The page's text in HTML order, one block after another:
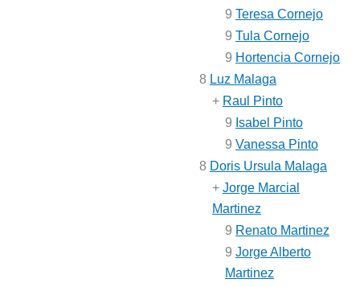
9 Teresa Cornejo
9 Tula Cornejo
9 Hortencia Cornejo
8 Luz Malaga
+ Raul Pinto
9 Isabel Pinto
9 Vanessa Pinto
8 Doris Ursula Malaga
+ Jorge Marcial
Martinez
9 Renato Martinez
9 Jorge Alberto
Martinez